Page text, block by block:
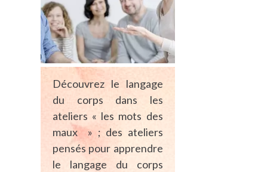
Découvrez le langage
du corps dans les
ateliers « les mots des
maux » ; des ateliers
pensés pour apprendre
le langage du corps